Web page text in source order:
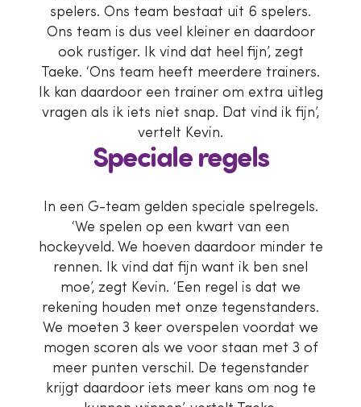
spelers. Ons team bestaat uit 6 spelers.
Ons team is dus veel kleiner en daardoor
ook rustiger. Ik vind dat heel fijn’, zegt
Taeke. ‘Ons team heeft meerdere trainers.
Ik kan daardoor een trainer om extra uitleg
vragen als ik iets niet snap. Dat vind ik fijn’,
vertelt Kevin.
Speciale regels
In een G-team gelden speciale spelregels.
‘We spelen op een kwart van een
hockeyveld. We hoeven daardoor minder te
rennen. Ik vind dat fijn want ik ben snel
moe’, zegt Kevin. ‘Een regel is dat we
rekening houden met onze tegenstanders.
We moeten 3 keer overspelen voordat we
mogen scoren als we voor staan met 3 of
meer punten verschil. De tegenstander
krijgt daardoor iets meer kans om nog te